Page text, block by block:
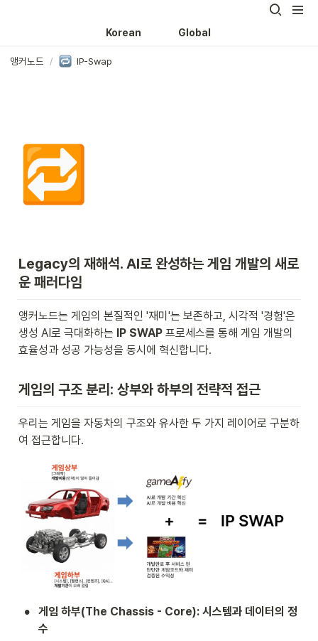
Korean Global
앵커노드 / IP-Swap
🔁
Legacy의 재해석. AI로 완성하는 게임 개발의 새로
운 패러다임
앵커노드는 게임의 본질적인 '재미'는 보존하고, 시각적 '경험'은
생성 AI로 극대화하는
IP SWAP 프로세스를 통해 게임 개발의
효율성과 성공 가능성을 동시에 혁신합니다.
게임의 구조 분리: 상부와 하부의 전략적 접근
우리는 게임을 자동차의 구조와 유사한 두 가지 레이어로 구분하
여 접근합니다.
•
게임 하부(The Chassis - Core): 시스템과 데이터의 정
수